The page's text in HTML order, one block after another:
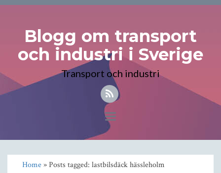
Blogg om transport
och industri i Sverige
Transport och industri
Toggle
navigation
Home» Posts tagged: lastbilsdäck hässleholm